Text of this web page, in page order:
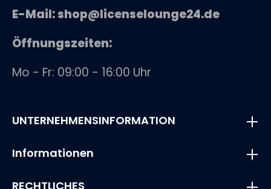
E-Mail: shop@licenselounge24.de
Öffnungszeiten:
Mo - Fr: 09:00 - 16:00 Uhr
UNTERNEHMENSINFORMATION
Informationen
RECHTLICHES